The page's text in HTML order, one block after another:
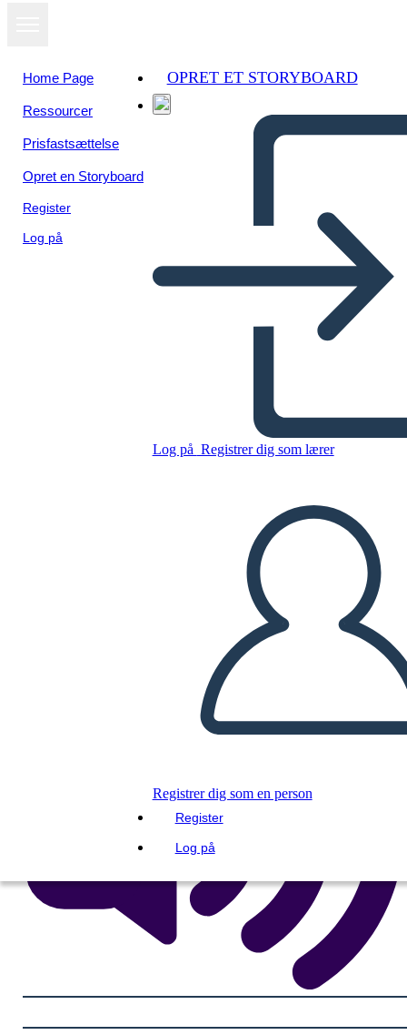
Home Page
Ressourcer
Prisfastsættelse
Opret en Storyboard
Register
Log på
OPRET ET STORYBOARD
Log på Registrer dig som lærer
Registrer dig som en person
Register
Log på
מכתב מכלא בירמינגהם - אוצר
מילים
Kopier dette storyboard
LAVE ET STORYBOARD
AFSPIL DIASSHOW
LÆS FOR MIG